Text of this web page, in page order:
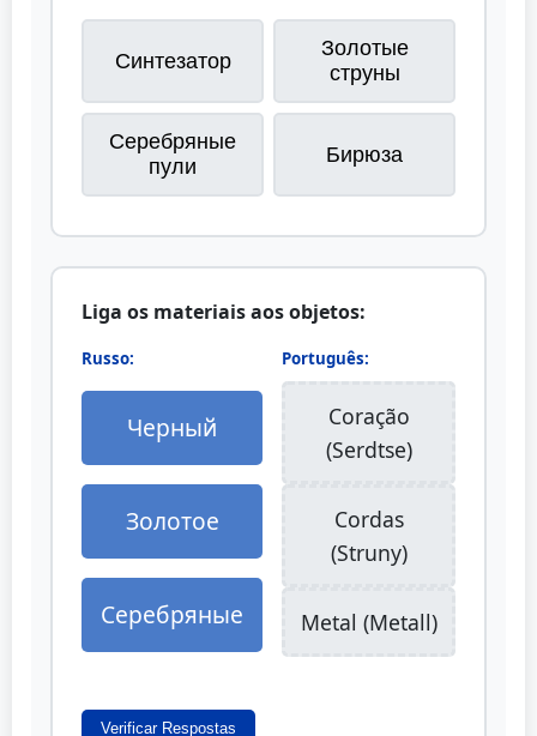
Синтезатор
Золотые
струны
Серебряные
пули
Бирюза
Liga os materiais aos objetos:
Russo:
Черный
Золотое
Серебряные
Português:
Coração
(Serdtse)
Cordas
(Struny)
Metal (Metall)
Verificar Respostas